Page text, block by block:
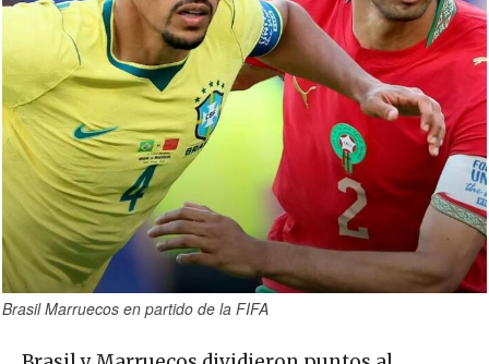
Brasil Marruecos en partido de la FIFA